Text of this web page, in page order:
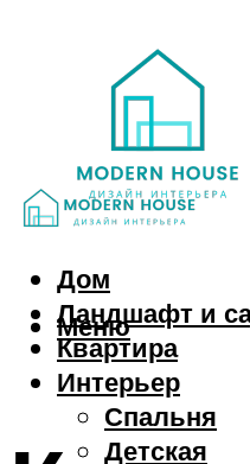
Дом
Ландшафт и
Квартира
Интерьер
Спальня
Детская
Меню